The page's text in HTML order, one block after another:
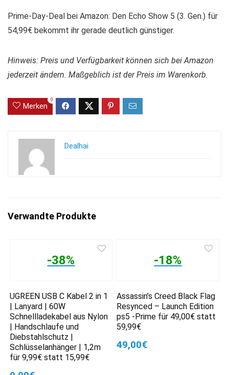
Prime-Day-Deal bei Amazon: Den Echo Show 5 (3. Gen.) für
54,99€ bekommt ihr gerade deutlich günstiger.
Hinweis: Preis und Verfügbarkeit können sich bei Amazon
jederzeit ändern. Maßgeblich ist der Preis im Warenkorb.
Merken
0
Dealhai
Verwandte Produkte
-38%
UGREEN USB C Kabel 2 in 1
| Lanyard | 60W
Schnellladekabel aus Nylon
| Handschlaufe und
Diebstahlschutz |
Schlüsselanhänger | 1,2m
für 9,99€ statt 15,99€
-18%
Assassin’s Creed Black Flag
Resynced – Launch Edition
ps5 -Prime für 49,00€ statt
59,99€
49,00€